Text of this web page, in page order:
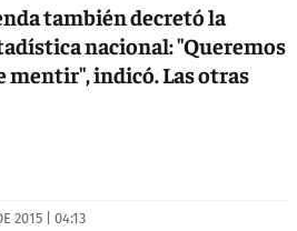
también decretó la
nacional: "Queremos
mentir", indicó. Las otras
2015 | 04:13